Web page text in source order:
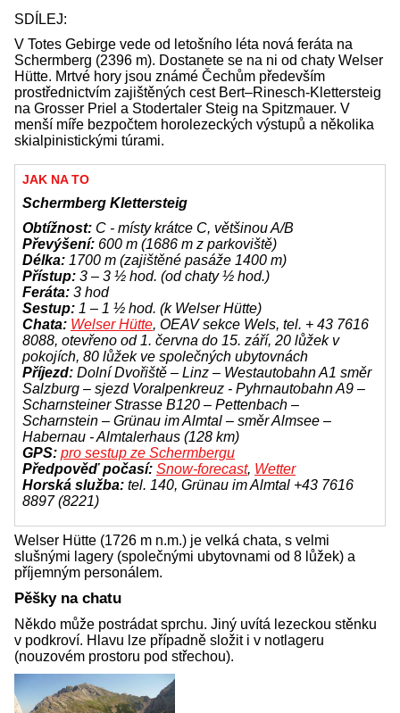
SDÍLEJ:
V Totes Gebirge vede od letošního léta nová feráta na
Schermberg (2396 m). Dostanete se na ni od chaty Welser
Hütte. Mrtvé hory jsou známé Čechům především
prostřednictvím zajištěných cest Bert–Rinesch-Klettersteig
na Grosser Priel a Stodertaler Steig na Spitzmauer. V
menší míře bezpočtem horolezeckých výstupů a několika
skialpinistickými túrami.
JAK NA TO
Schermberg Klettersteig
Obtížnost: C - místy krátce C, většinou A/B
Převýšení: 600 m (1686 m z parkoviště)
Délka: 1700 m (zajištěné pasáže 1400 m)
Přístup: 3 – 3 ½ hod. (od chaty ½ hod.)
Feráta: 3 hod
Sestup: 1 – 1 ½ hod. (k Welser Hütte)
Chata: Welser Hütte, OEAV sekce Wels, tel. + 43 7616
8088, otevřeno od 1. června do 15. září, 20 lůžek v
pokojích, 80 lůžek ve společných ubytovnách
Příjezd: Dolní Dvořiště – Linz – Westautobahn A1 směr
Salzburg – sjezd Voralpenkreuz - Pyhrnautobahn A9 –
Scharnsteiner Strasse B120 – Pettenbach –
Scharnstein – Grünau im Almtal – směr Almsee –
Habernau - Almtalerhaus (128 km)
GPS: pro sestup ze Schermbergu
Předpověď počasí: Snow-forecast, Wetter
Horská služba: tel. 140, Grünau im Almtal +43 7616
8897 (8221)
Welser Hütte (1726 m n.m.) je velká chata, s velmi
slušnými lagery (společnými ubytovnami od 8 lůžek) a
příjemným personálem.
Pěšky na chatu
Někdo může postrádat sprchu. Jiný uvítá lezeckou stěnku
v podkroví. Hlavu lze případně složit i v notlageru
(nouzovém prostoru pod střechou).